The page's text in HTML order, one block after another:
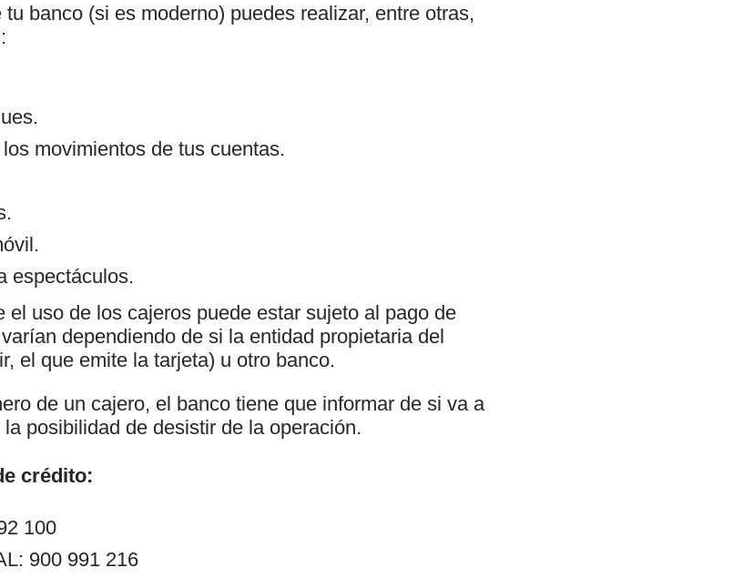
banco (si es moderno) puedes realizar, entre otras,
movimientos de tus cuentas.
espectáculos.
el uso de los cajeros puede estar sujeto al pago de
dependiendo de si la entidad propietaria del
el que emite la tarjeta) u otro banco.
de un cajero, el banco tiene que informar de si va a
posibilidad de desistir de la operación.
crédito:
100
900 991 216